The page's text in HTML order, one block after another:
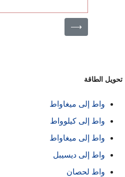
⟶
الطاقة
واط إلى ميغاواط
واط إلى كيلوواط
واط إلى ميغاواط
واط إلى ديسيبل
واط لحصان